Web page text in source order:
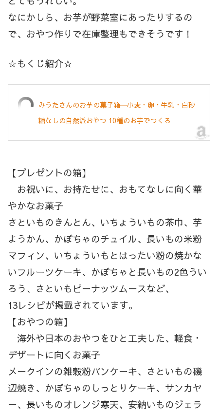
なにかしら、お芋が野菜室にあったりするの
で、おやつ作りで在庫整理もできそうです！
☆もくじ紹介☆
みうたさんのお芋の菓子箱―小麦・卵・牛乳・白砂
糖なしの自然派おやつ 10種のお芋でつくる
【プレゼントの箱】
お祝いに、お持たせに、おもてなしに向く華
やかなお菓子
さといものきんとん、いちょういもの茶巾、芋
ようかん、かぼちゃのチュイル、長いもの米粉
マフィン、いちょういもとはったい粉の焼かな
いフルーツケーキ、かぼちゃと長いもの2色うい
ろう、さといもピーナッツムースなど、
13レシピが掲載されています。
【おやつの箱】
海外や日本のおやつをひと工夫した、軽食・
デザートに向くお菓子
メークインの雑穀粉パンケーキ、さといもの磯
辺焼き、かぼちゃのしっとりケーキ、サンカヤ
ー、長いものオレンジ寒天、安納いものジェラ